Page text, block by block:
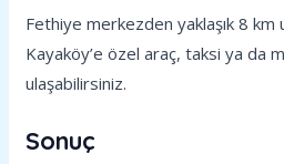
Fethiye merkezden yaklaşık 8 km
Kayaköy’e özel araç, taksi ya da
ulaşabilirsiniz.
Sonuç